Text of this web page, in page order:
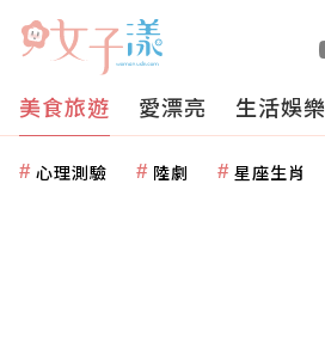
美食旅遊 愛漂亮 生活娛樂
心理測驗 陸劇 星座生肖